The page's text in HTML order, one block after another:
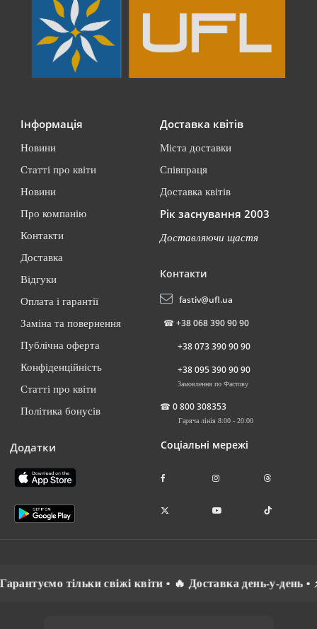
Інформація
Новини
Статті про квіти
Новини
Про компанію
Контакти
Доставка
Відгуки
Оплата і гарантії
Заміна та повернення
Публічна оферта
Конфіденційність
Статті про квіти
Політика бонусів
Додатки
Доставка квітів
Міста доставки
Співпраця
Доставка квітів
Рік заснування 2003
Доставляючи щастя
Контакти
fastiv@ufl.ua
☎ +38 068 390 90 90
+38 073 390 90 90
+38 095 390 90 90
Замовлення по Фастову
☎ 0 800 308353
Гаряча лінія 8:00 - 20:00
Соціальні мережі
свіжі квіти • 🔥 Доставка день-у-день • ⚡